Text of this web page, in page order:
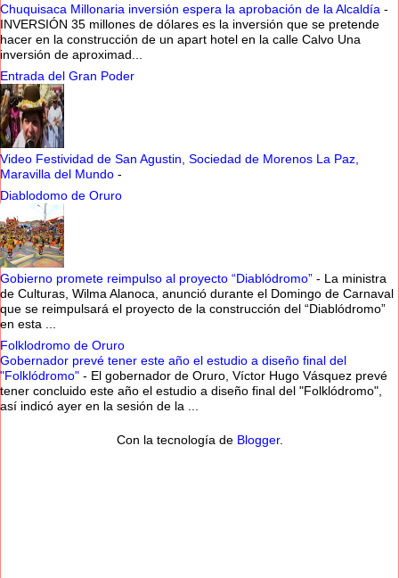
Chuquisaca Millonaria inversión espera la aprobación de la Alcaldía -
INVERSIÓN 35 millones de dólares es la inversión que se pretende
hacer en la construcción de un apart hotel en la calle Calvo Una
inversión de aproximad...
Entrada del Gran Poder
Video Festividad de San Agustin, Sociedad de Morenos La Paz,
Maravilla del Mundo -
Diablodomo de Oruro
Gobierno promete reimpulso al proyecto “Diablódromo” - La ministra
de Culturas, Wilma Alanoca, anunció durante el Domingo de Carnaval
que se reimpulsará el proyecto de la construcción del “Diablódromo”
en esta ...
Folklodromo de Oruro
Gobernador prevé tener este año el estudio a diseño final del
"Folklódromo" - El gobernador de Oruro, Víctor Hugo Vásquez prevé
tener concluido este año el estudio a diseño final del "Folklódromo",
así indicó ayer en la sesión de la ...
Con la tecnología de Blogger.